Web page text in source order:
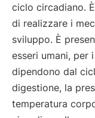
ciclo circadiano.
di realizzare i
sviluppo. È
esseri umani, per
dipendono dal
digestione, la
temperatura